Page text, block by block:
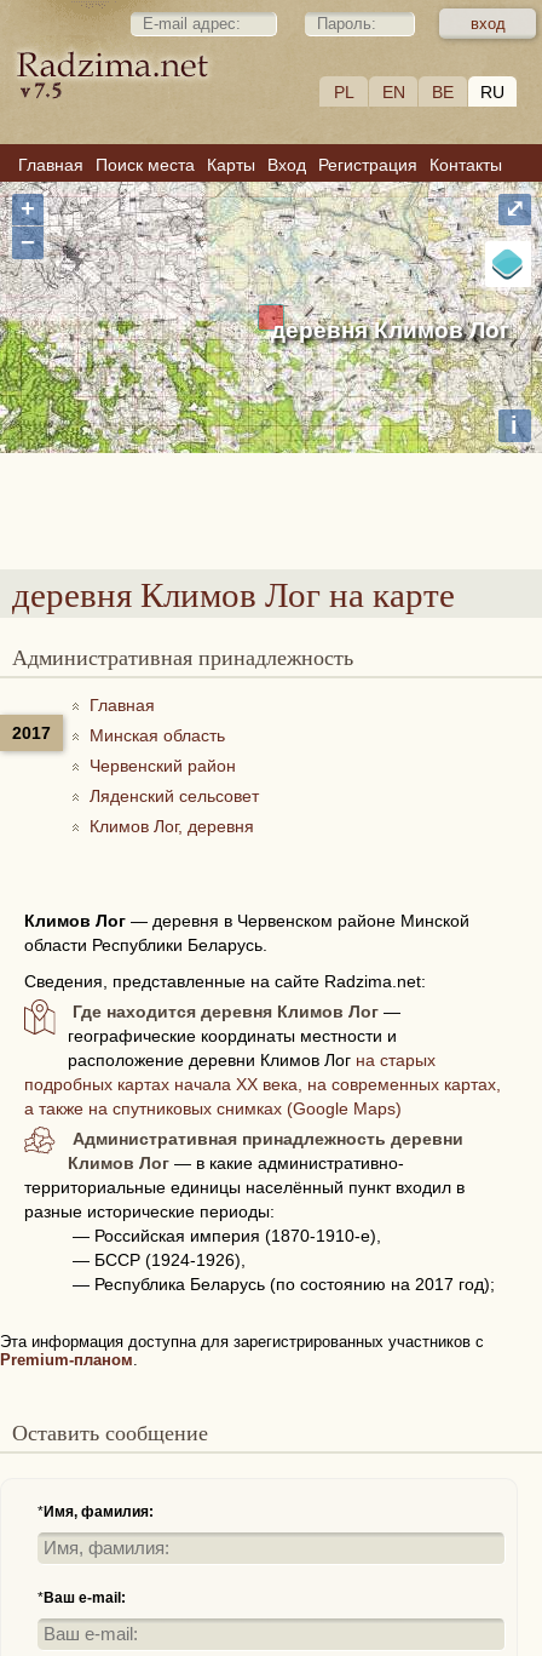
PL EN BE RU
Главная Поиск места Карты Вход Регистрация Контакты
деревня Климов Лог
+
−
i
⤢
деревня Климов Логна карте
Административная принадлежность
2017
Главная
Минская область
Червенский район
Ляденский сельсовет
Климов Лог, деревня
Климов Лог — деревня в Червенском районе Минской
области Республики Беларусь.
Сведения, представленные на сайте Radzima.net:
Где находится деревня Климов Лог —
географические координаты местности и
расположение деревни Климов Лог на старых
подробных картах начала XX века, на современных картах,
а также на спутниковых снимках (Google Maps)
Административная принадлежность деревни
Климов Лог — в какие административно-
территориальные единицы населённый пункт входил в
разные исторические периоды:
— Российская империя (1870-1910-е),
— БССР (1924-1926),
— Республика Беларусь (по состоянию на 2017 год);
Эта информация доступна для зарегистрированных участников с
Premium-планом.
Оставить сообщение
*Имя, фамилия:
*Ваш e-mail: